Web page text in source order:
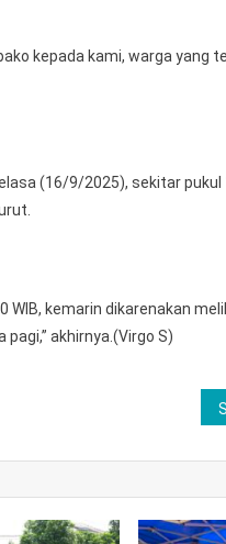
kepada kami, warga yang
(16/9/2025), sekitar pukul
kemarin dikarenakan
akhirnya.(Virgo S)